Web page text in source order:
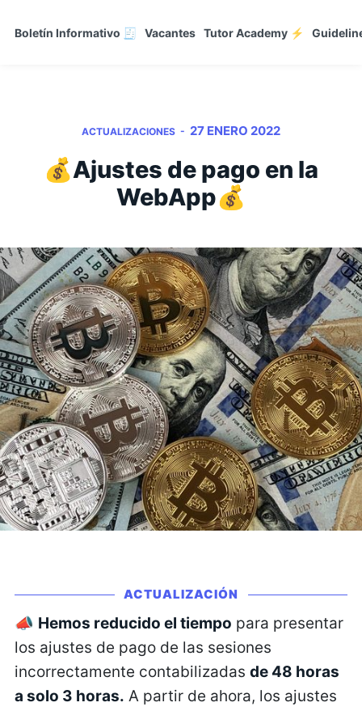
Boletín Informativo 🧾 Vacantes Tutor Academy ⚡
ACTUALIZACIONES - 27 ENERO 2022
💰Ajustes de pago en la
WebApp💰
ACTUALIZACIÓN
📣 Hemos reducido el tiempo para presentar
los ajustes de pago de las sesiones
incorrectamente contabilizadas de 48 horas
a solo 3 horas. A partir de ahora, los ajustes